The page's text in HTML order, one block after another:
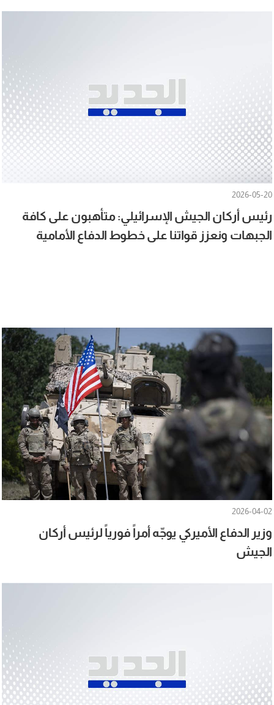
2026-05-20
رئيس أركان الجيش الإسرائيلي: متأهبون على كافة
الجبهات ونعزز قواتنا على خطوط الدفاع الأمامية
2026-04-02
وزير الدفاع الأميركي يوجّه أمراً فورياً لرئيس أركان
الجيش